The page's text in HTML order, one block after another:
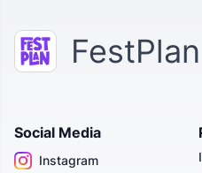
FestPlan
Social Media
Instagram